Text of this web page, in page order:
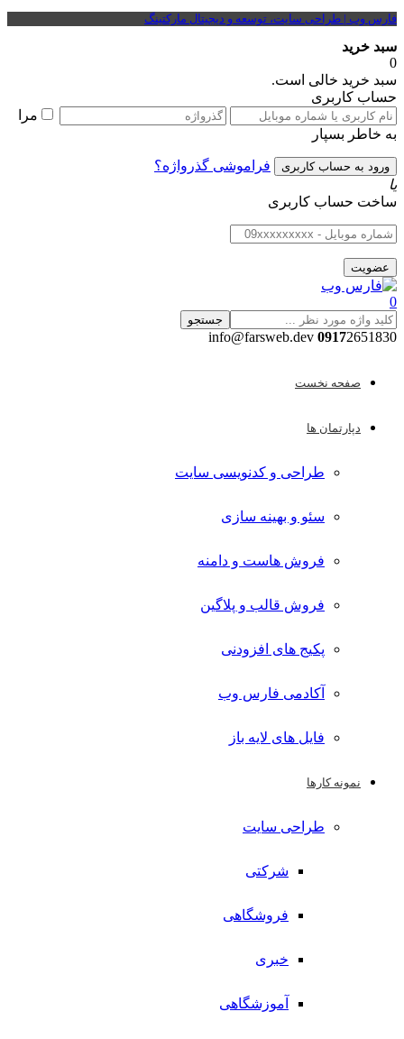
فارس وب | طراحی سایت، توسعه و دیجیتال مارکتینگ
سبد خرید
0
سبد خرید خالی است.
حساب کاربری
مرا
به خاطر بسپار
فراموشی گذرواژه؟
یا
ساخت حساب کاربری
0
جستجو
09172651830 info@farsweb.dev
صفحه نخست
دپارتمان ها
طراحی و کدنویسی سایت
سئو و بهینه سازی
فروش هاست و دامنه
فروش قالب و پلاگین
پکیج های افزودنی
آکادمی فارس وب
فایل های لایه باز
نمونه کارها
طراحی سایت
شرکتی
فروشگاهی
خبری
آموزشگاهی